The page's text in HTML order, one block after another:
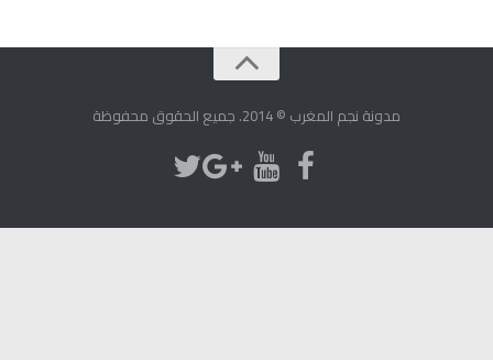
مدونة نجم المغرب © 2014. جميع الحقوق محفوظة